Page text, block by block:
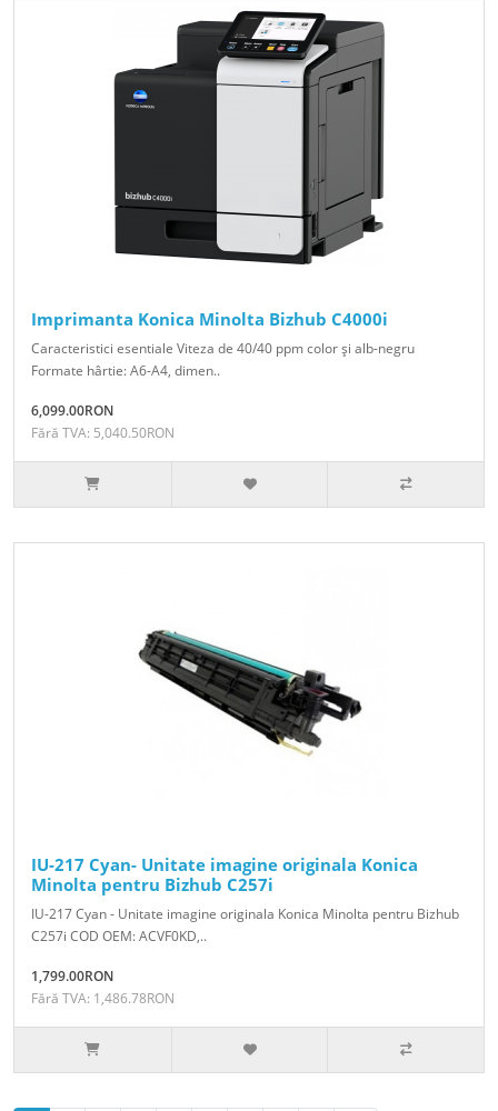
Imprimanta Konica Minolta Bizhub C4000i
Caracteristici esentiale Viteza de 40/40 ppm color şi alb-negru
Formate hârtie: A6-A4, dimen..
6,099.00RON
Fără TVA: 5,040.50RON
IU-217 Cyan- Unitate imagine originala Konica
Minolta pentru Bizhub C257i
IU-217 Cyan - Unitate imagine originala Konica Minolta pentru Bizhub
C257i COD OEM: ACVF0KD,..
1,799.00RON
Fără TVA: 1,486.78RON